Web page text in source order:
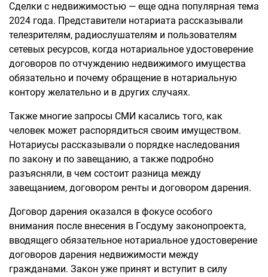
Сделки с недвижимостью — еще одна популярная тема
2024 года. Представители нотариата рассказывали
телезрителям, радиослушателям и пользователям
сетевых ресурсов, когда нотариальное удостоверение
договоров по отчуждению недвижимого имущества
обязательно и почему обращение в нотариальную
контору желательно и в других случаях.
Также многие запросы СМИ касались того, как
человек может распорядиться своим имуществом.
Нотариусы рассказывали о порядке наследования
по закону и по завещанию, а также подробно
разъясняли, в чем состоит разница между
завещанием, договором ренты и договором дарения.
Договор дарения оказался в фокусе особого
внимания после внесения в Госдуму законопроекта,
вводящего обязательное нотариальное удостоверение
договоров дарения недвижимости между
гражданами. Закон уже принят и вступит в силу